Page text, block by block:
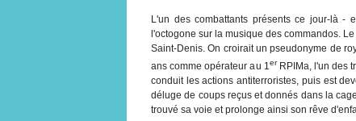
L'un des combattants présents ce jour-là -
l'octogone sur la musique des commandos.
Saint-Denis. On croirait un pseudonyme de
ans comme opérateur au 1erRPIMa, l'un des
conduit les actions antiterroristes, puis est
déluge de coups reçus et donnés dans la
trouvé sa voie et prolonge ainsi son rêve